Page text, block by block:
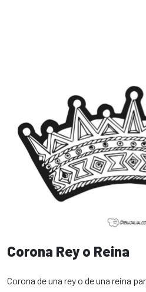
Corona Rey o Reina
Corona de una rey o de una reina